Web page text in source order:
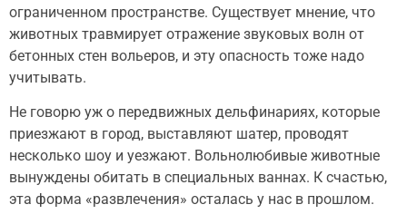
ограниченном пространстве. Существует мнение, что
животных травмирует отражение звуковых волн от
бетонных стен вольеров, и эту опасность тоже надо
учитывать.
Не говорю уж о передвижных дельфинариях, которые
приезжают в город, выставляют шатер, проводят
несколько шоу и уезжают. Вольнолюбивые животные
вынуждены обитать в специальных ваннах. К счастью,
эта форма «развлечения» осталась у нас в прошлом.